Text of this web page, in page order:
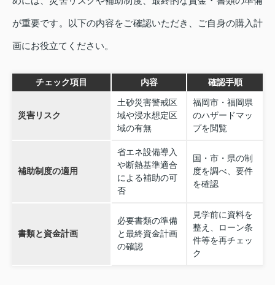
が重要です。以下の内容をご確認いただき、ご自身の購入計
画にお役立てください。
チェック項目 内容 確認手順
災害リスク
土砂災害警戒区
域や浸水想定区
域の有無
福岡市・福岡県
のハザードマッ
プを閲覧
補助制度の適用
省エネ設備導入
や断熱基準適合
による補助の可
否
国・市・県の制
度を調べ、要件
を確認
書類と資金計画
必要書類の準備
と最終資金計画
の確認
見学前に資料を
整え、ローン条
件等を再チェッ
ク